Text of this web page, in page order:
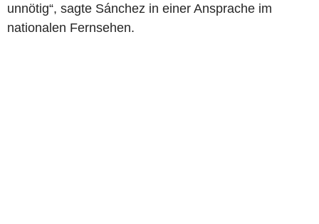
unnötig“, sagte Sánchez in einer Ansprache im
nationalen Fernsehen.